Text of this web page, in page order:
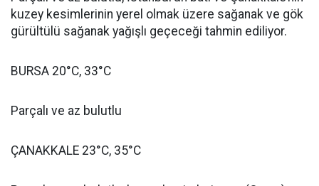
kuzey kesimlerinin yerel olmak üzere sağanak ve gök
gürültülü sağanak yağışlı geçeceği tahmin ediliyor.
BURSA 20°C, 33°C
Parçalı ve az bulutlu
ÇANAKKALE 23°C, 35°C